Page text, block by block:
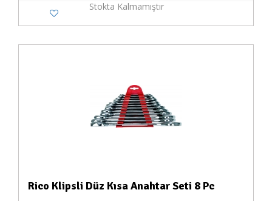
Stokta Kalmamıştır
Rico Klipsli Düz Kısa Anahtar Seti 8 Pc